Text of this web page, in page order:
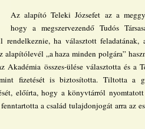
Az alapító Teleki Józsefet az a
hogy a megszervezendő Tudós
rendelkeznie, ha választott feladatának,
„a haza minden polgára”
összes-ülése választotta és a
fizetését is biztosította. Tiltotta a
előírta, hogy a könyvtárról
a család tulajdonjogát arra az